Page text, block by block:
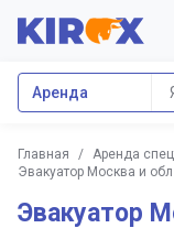
Аренда
Главная / Аренда
Эвакуатор Москва и
Эвакуатор